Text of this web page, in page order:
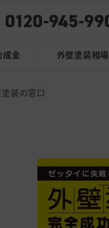
成金 外壁塗装相場
装の窓口